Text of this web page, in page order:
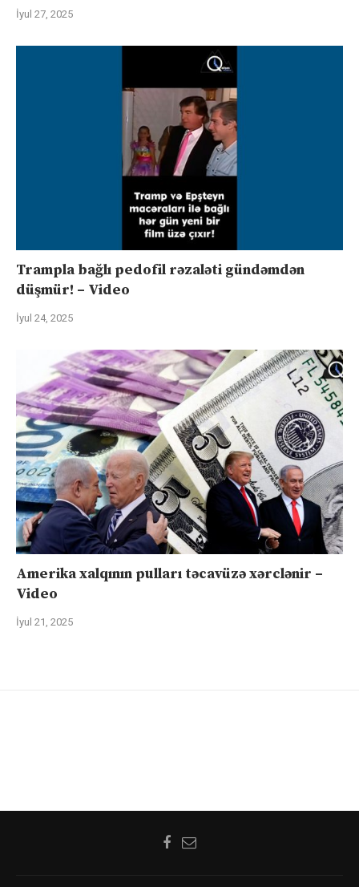
İyul 27, 2025
Trampla bağlı pedofil rəzaləti gündəmdən
düşmür! – Video
İyul 24, 2025
Amerika xalqının pulları təcavüzə xərclənir –
Video
İyul 21, 2025